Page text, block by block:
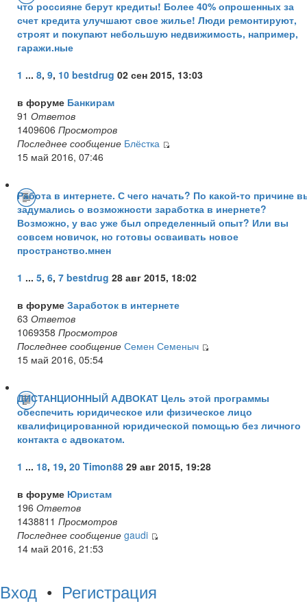
что россияне берут кредиты! Более 40% опрошенных за
счет кредита улучшают свое жилье! Люди ремонтируют,
строят и покупают небольшую недвижимость, например,
гаражи.ные
1 ... 8, 9, 10 bestdrug 02 сен 2015, 13:03
в форуме Банкирам
91 Ответов
1409606 Просмотров
Последнее сообщение Блёстка
15 май 2016, 07:46
Работа в интернете. С чего начать? По какой-то причине
задумались о возможности заработка в инернете?
Возможно, у вас уже был определенный опыт? Или вы
совсем новичок, но готовы осваивать новое
пространство.мнен
1 ... 5, 6, 7 bestdrug 28 авг 2015, 18:02
в форуме Заработок в интернете
63 Ответов
1069358 Просмотров
Последнее сообщение Семен Семеныч
15 май 2016, 05:54
ДИСТАНЦИОННЫЙ АДВОКАТ Цель этой программы
обеспечить юридическое или физическое лицо
квалифицированной юридической помощью без личного
контакта с адвокатом.
1 ... 18, 19, 20 Timon88 29 авг 2015, 19:28
в форуме Юристам
196 Ответов
1438811 Просмотров
Последнее сообщение gaudi
14 май 2016, 21:53
Вход • Регистрация